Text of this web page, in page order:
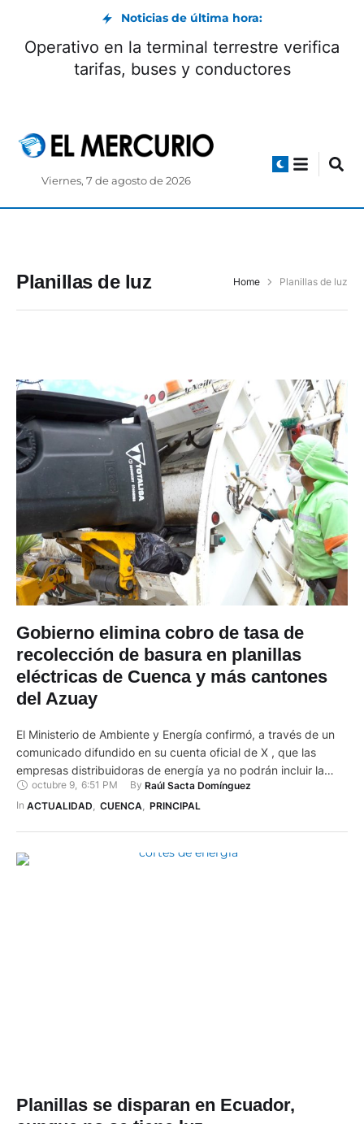
Noticias de última hora:
Operativo en la terminal terrestre verifica
tarifas, buses y conductores
Viernes, 7 de agosto de 2026
Planillas de luz Home Planillas de luz
Gobierno elimina cobro de tasa de
recolección de basura en planillas
eléctricas de Cuenca y más cantones
del Azuay
El Ministerio de Ambiente y Energía confirmó, a través de un
comunicado difundido en su cuenta oficial de X , que las
empresas distribuidoras de energía ya no podrán incluir la
Tasa de Recolección de Basura (TRB) en las planillas
eléctricas. La medida, vigente desde el mes de octubre de
octubre 9, 6:51 PM By Raúl Sacta Domínguez
In ACTUALIDAD CUENCA PRINCIPAL
Planillas se disparan en Ecuador,